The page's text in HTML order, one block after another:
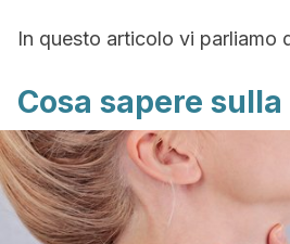
In questo articolo vi parliamo
Cosa sapere